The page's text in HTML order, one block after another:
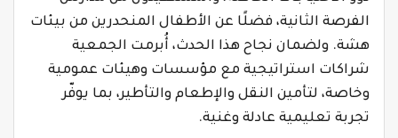
الفرصة الثانية، فضلًا عن الأطفال المنحدرين من بيئات
هشة. ولضمان نجاح هذا الحدث، أُبرمت الجمعية
شراكات استراتيجية مع مؤسسات وهيئات عمومية
وخاصة، لتأمين النقل والإطعام والتأطير، بما يوفّر
تجربة تعليمية عادلة وغنية.